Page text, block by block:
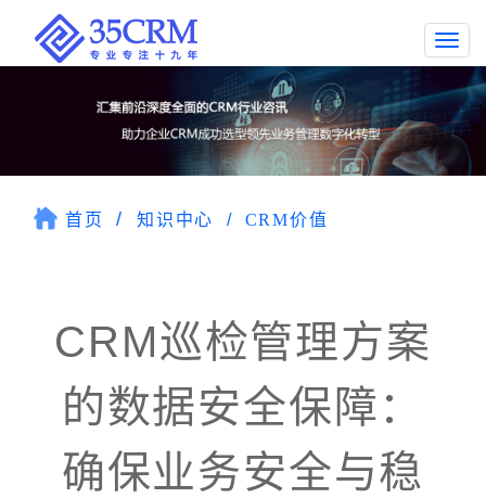
首页 知识中心 CRM价值
CRM巡检管理方案
的数据安全保障：
确保业务安全与稳